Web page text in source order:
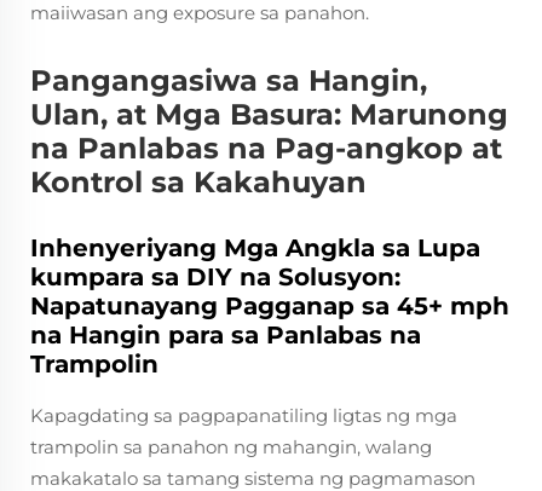
maiiwasan ang exposure sa panahon.
Pangangasiwa sa Hangin,
Ulan, at Mga Basura: Marunong
na Panlabas na Pag-angkop at
Kontrol sa Kakahuyan
Inhenyeriyang Mga Angkla sa Lupa
kumpara sa DIY na Solusyon:
Napatunayang Pagganap sa 45+ mph
na Hangin para sa Panlabas na
Trampolin
Kapagdating sa pagpapanatiling ligtas ng mga
trampolin sa panahon ng mahangin, walang
makakatalo sa tamang sistema ng pagmamason